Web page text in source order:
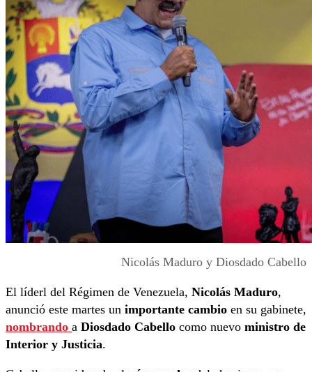
Nicolás Maduro y Diosdado Cabello
El líderl del Régimen de Venezuela, Nicolás Maduro,
anunció este martes un importante cambio en su gabinete,
nombrando a Diosdado Cabello como nuevo ministro de
Interior y Justicia.